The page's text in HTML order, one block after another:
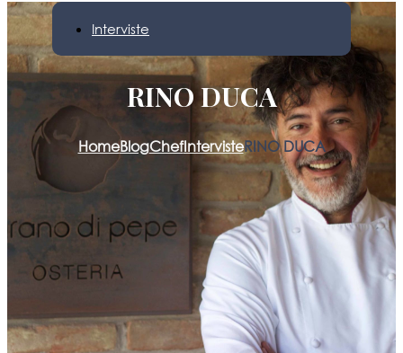
Interviste
RINO DUCA
HomeBlogChefIntervisteRINO DUCA